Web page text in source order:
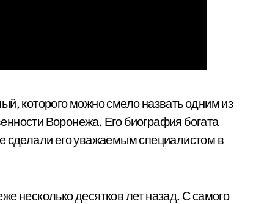
которого можно смело назвать одним из
Воронежа. Его биография богата
сделали его уважаемым специалистом в
несколько десятков лет назад. С самого